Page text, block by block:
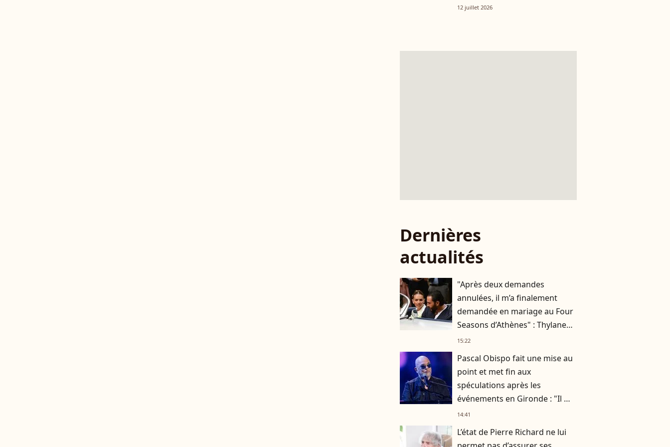
tout autre univers
12 juillet 2026
Dernières
actualités
"Après deux demandes
annulées, il m’a finalement
demandée en mariage au Four
Seasons d’Athènes" : Thylane
Blondeau raconte ses
15:22
Pascal Obispo fait une mise au
point et met fin aux
spéculations après les
événements en Gironde : "Il me
semble important de
14:41
L’état de Pierre Richard ne lui